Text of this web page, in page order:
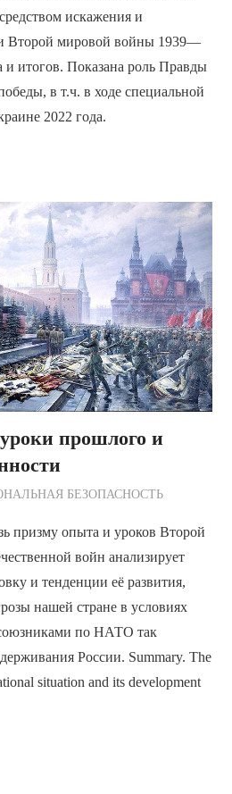
искажения и
Второй мировой войны 1939—
и итогов. Показана роль Правды
в т.ч. в ходе специальной
2022 года.
прошлого и
по РедакцииБЕЗОПАСНОСТЬ
призму опыта и уроков Второй
войн анализирует
и тенденции её развития,
нашей стране в условиях
по НАТО так
России. Summary. The
situation and its development